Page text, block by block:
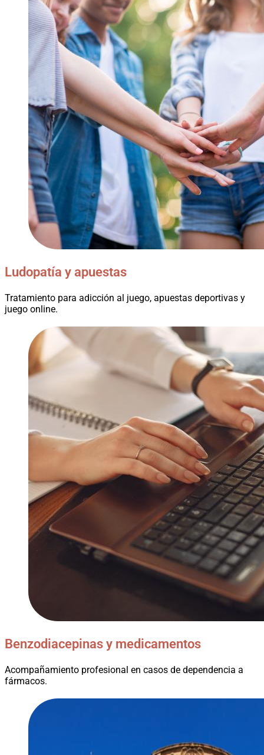
Ludopatía y apuestas
Tratamiento para adicción al juego, apuestas deportivas y
juego online.
Benzodiacepinas y medicamentos
Acompañamiento profesional en casos de dependencia a
fármacos.